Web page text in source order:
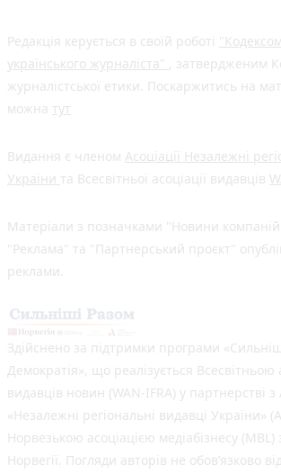
Редакція керується в своїй роботі
українського журналіста" , затвердженим
журналістської етики. Поскаржитись на
можна тут
Видання є членом Асоціації Незалежні
України та Всесвітньої асоціації видавців
Матеріали з позначками "Новини
"Реклама" та "Партнерський проєкт"
реклами.
Здійснено за підтримки програми
Демократія», що реалізується Всесвітньою
видавців новин (WAN-IFRA) у партнерстві з
«Незалежні регіональні видавці України»
Норвезькою асоціацією медіабізнесу (MBL)
Норвегії. Погляди авторів не обов’язково